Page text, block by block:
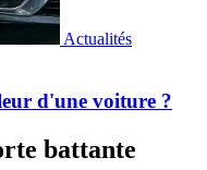
Actualités
d'une voiture ?
battante